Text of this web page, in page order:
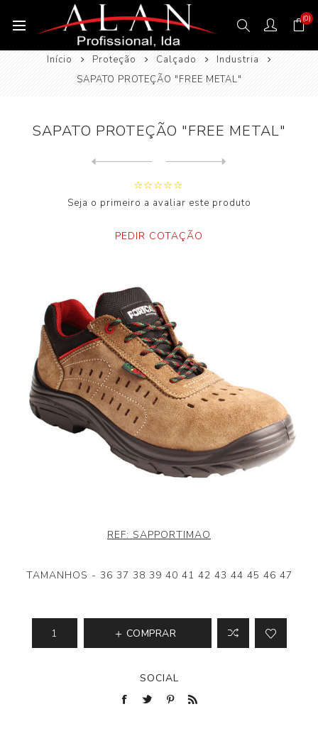
(0)
Início Proteção Calçado
Industria
SAPATO PROTEÇÃO "FREE METAL"
SAPATO PROTEÇÃO "FREE METAL"
Seja o primeiro a avaliar este produto
PEDIR COTAÇÃO
REF: SAPPORTIMAO
TAMANHOS - 36 37 38 39 40 41 42 43 44 45 46 47
COMPRAR
SOCIAL